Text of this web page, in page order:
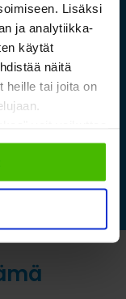
Lisäksi
ja analytiikka-
käytät
näitä
heille tai joita on